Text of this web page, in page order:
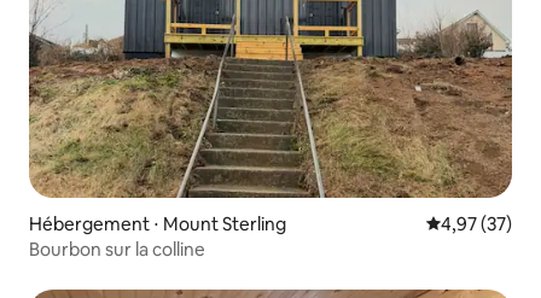
Hébergement ⋅ Mount Sterling Évaluation
4,97 (37)
Bourbon sur la colline